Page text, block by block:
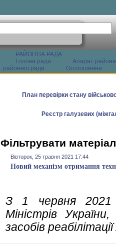
РАЙОННА РАДА
Голова ради
Апарат
районної ради
Оголошення
План перевірки стану
Реєстр галузевих
Фільтрувати
Вівторок, 25 травня 2021 17:44
Новий механізм отримання
З 1 червня 2021
Міністрів
засобів